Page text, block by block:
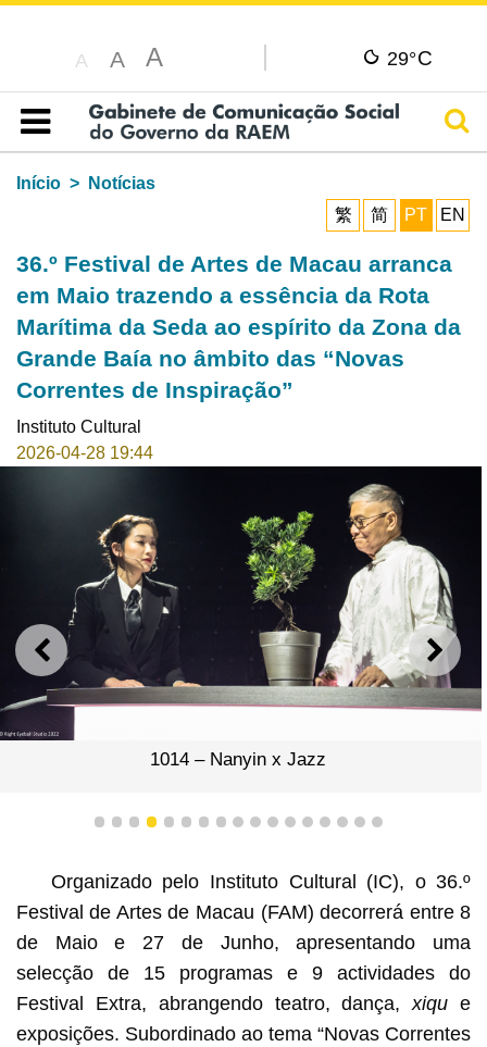
A A A 29°C
Índice
Início
Notícias
繁
简 PT EN
36.º Festival de Artes de Macau arranca
em Maio trazendo a essência da Rota
Marítima da Seda ao espírito da Zona da
Grande Baía no âmbito das “Novas
Correntes de Inspiração”
Instituto Cultural
2026-04-28 19:44
ANTERIOR
1014 – Nanyin x Jazz
1 2 3 4 5 6 7 8 9 1011121314151617
Organizado pelo Instituto Cultural (IC), o 36.º
Festival de Artes de Macau (FAM) decorrerá entre 8
de Maio e 27 de Junho, apresentando uma
selecção de 15 programas e 9 actividades do
Festival Extra, abrangendo teatro, dança,xiqu e
exposições. Subordinado ao tema “Novas Correntes